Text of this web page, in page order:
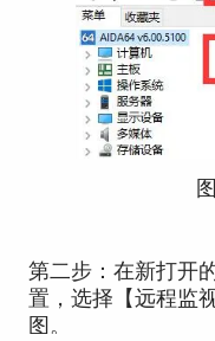
第二步：在新打开
置，选择【远程监
图。